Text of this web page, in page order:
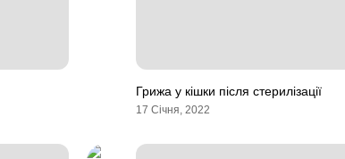
Грижа у кішки після стерилізації
17 Січня, 2022